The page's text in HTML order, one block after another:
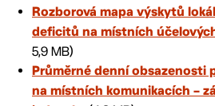
Rozborová mapa výskytů
deficitů na místních
5,9 MB)
Průměrné denní obsazenosti
na místních komunikacích –